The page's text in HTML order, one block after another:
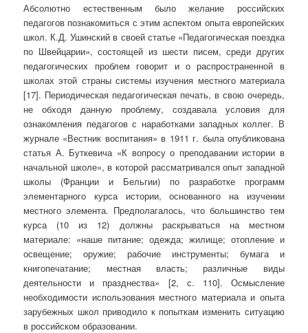
Абсолютно естественным было желание российских
педагогов познакомиться с этим аспектом опыта европейских
школ. К.Д. Ушинский в своей статье «Педагогическая поездка
по Швейцарии», состоящей из шести писем, среди других
педагогических проблем говорит и о распространенной в
школах этой страны системы изучения местного материала
[17]. Периодическая педагогическая печать, в свою очередь,
не обходя данную проблему, создавала условия для
ознакомления педагогов с наработками западных коллег. В
журнале «Вестник воспитания» в 1911 г. была опубликована
статья А. Буткевича «К вопросу о преподавании истории в
начальной школе», в которой рассматривался опыт западной
школы (Франции и Бельгии) по разработке программ
элементарного курса истории, основанного на изучении
местного элемента. Предполагалось, что большинство тем
курса (10 из 12) должны раскрываться на местном
материале: «наше питание; одежда; жилище; отопление и
освещение; оружие; рабочие инструменты; бумага и
книгопечатание; местная власть; различные виды
деятельности и празднества» [2, с. 110]. Осмысление
необходимости использования местного материала и опыта
зарубежных школ приводило к попыткам изменить ситуацию
в российском образовании.